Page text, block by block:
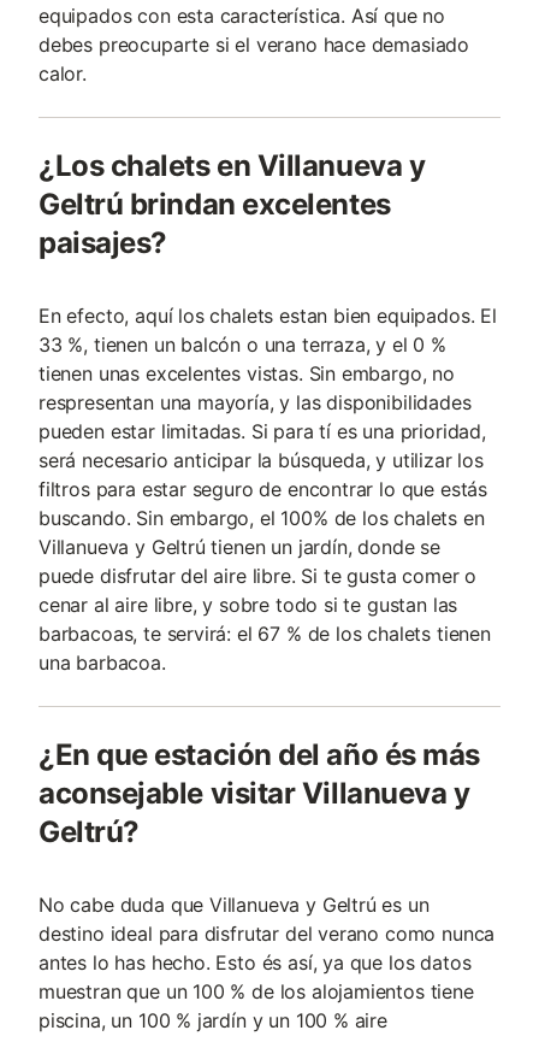
equipados con esta característica. Así que no
debes preocuparte si el verano hace demasiado
calor.
¿Los chalets en Villanueva y
Geltrú brindan excelentes
paisajes?
En efecto, aquí los chalets estan bien equipados. El
33 %, tienen un balcón o una terraza, y el 0 %
tienen unas excelentes vistas. Sin embargo, no
respresentan una mayoría, y las disponibilidades
pueden estar limitadas. Si para tí es una prioridad,
será necesario anticipar la búsqueda, y utilizar los
filtros para estar seguro de encontrar lo que estás
buscando. Sin embargo, el 100% de los chalets en
Villanueva y Geltrú tienen un jardín, donde se
puede disfrutar del aire libre. Si te gusta comer o
cenar al aire libre, y sobre todo si te gustan las
barbacoas, te servirá: el 67 % de los chalets tienen
una barbacoa.
¿En que estación del año és más
aconsejable visitar Villanueva y
Geltrú?
No cabe duda que Villanueva y Geltrú es un
destino ideal para disfrutar del verano como nunca
antes lo has hecho. Esto és así, ya que los datos
muestran que un 100 % de los alojamientos tiene
piscina, un 100 % jardín y un 100 % aire